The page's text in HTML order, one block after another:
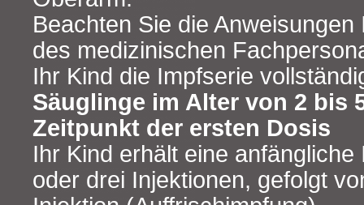
Beachten Sie die
des medizinischen
Ihr Kind die Impfserie
Säuglinge im Alter von 2 bis
Zeitpunkt der ersten Dosis
Ihr Kind erhält eine
oder drei Injektionen, gefolgt